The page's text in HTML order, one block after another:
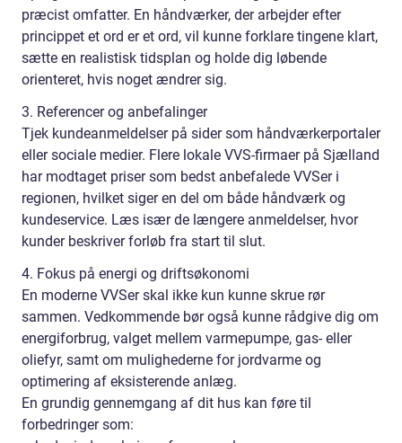
præcist omfatter. En håndværker, der arbejder efter
princippet et ord er et ord, vil kunne forklare tingene klart,
sætte en realistisk tidsplan og holde dig løbende
orienteret, hvis noget ændrer sig.
3. Referencer og anbefalinger
Tjek kundeanmeldelser på sider som håndværkerportaler
eller sociale medier. Flere lokale VVS-firmaer på Sjælland
har modtaget priser som bedst anbefalede VVSer i
regionen, hvilket siger en del om både håndværk og
kundeservice. Læs især de længere anmeldelser, hvor
kunder beskriver forløb fra start til slut.
4. Fokus på energi og driftsøkonomi
En moderne VVSer skal ikke kun kunne skrue rør
sammen. Vedkommende bør også kunne rådgive dig om
energiforbrug, valget mellem varmepumpe, gas- eller
oliefyr, samt om mulighederne for jordvarme og
optimering af eksisterende anlæg.
En grundig gennemgang af dit hus kan føre til
forbedringer som: